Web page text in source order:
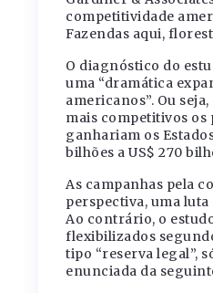
competitividade
Fazendas aqui,
O diagnóstico do
uma “dramática
americanos”. Ou
mais competitivos os
ganhariam os
bilhões a US$ 270
As campanhas pela
perspectiva, uma luta
Ao contrário, o
flexibilizados
tipo “reserva legal”,
enunciada da